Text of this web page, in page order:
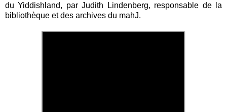
du Yiddishland, par Judith Lindenberg, responsable de la
bibliothèque et des archives du mahJ.